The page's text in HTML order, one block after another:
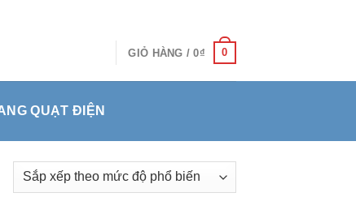
GIỎ HÀNG /0₫ 0
QUẠT ĐIỆN